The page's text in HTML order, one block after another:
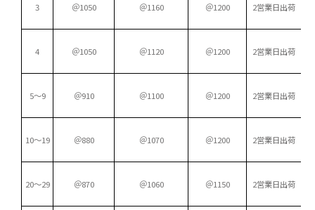
3 ＠1050 ＠1160 ＠1200 2営業日出荷
4 ＠1050 ＠1120 ＠1200 2営業日出荷
5～9 ＠910 ＠1100 ＠1200 2営業日出荷
10～19 ＠880 ＠1070 ＠1200 2営業日出荷
20～29 ＠870 ＠1060 ＠1150 2営業日出荷